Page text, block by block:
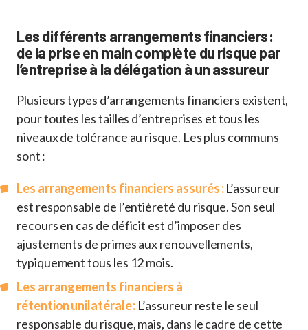
Les différents arrangements financiers :
de la prise en main complète du risque par
l’entreprise à la délégation à un assureur
Plusieurs types d’arrangements financiers existent,
pour toutes les tailles d’entreprises et tous les
niveaux de tolérance au risque. Les plus communs
sont :
Les arrangements financiers assurés:L’assureur
est responsable de l’entièreté du risque. Son seul
recours en cas de déficit est d’imposer des
ajustements de primes aux renouvellements,
typiquement tous les 12 mois.
Les arrangements financiers à
rétention unilatérale : L’assureur reste le seul
responsable du risque, mais, dans le cadre de cette